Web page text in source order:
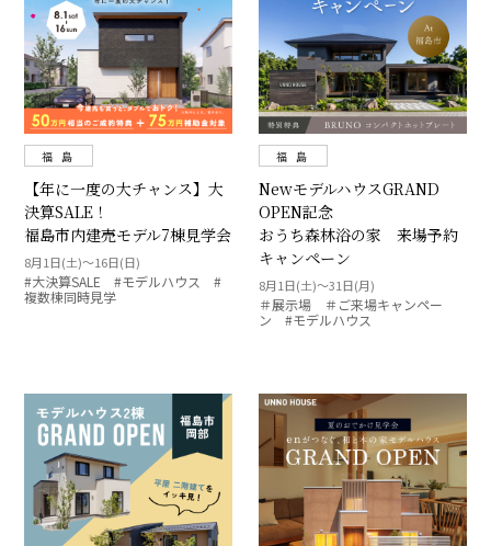
福 島
【年に一度の大チャンス】大
決算SALE！
福島市内建売モデル7棟見学会
8月1日(土)～16日(日)
#大決算SALE #モデルハウス #
複数棟同時見学
福 島
NewモデルハウスGRAND
OPEN記念
おうち森林浴の家 来場予約
キャンペーン
8月1日(土)～31日(月)
＃展示場 ＃ご来場キャンペー
ン #モデルハウス